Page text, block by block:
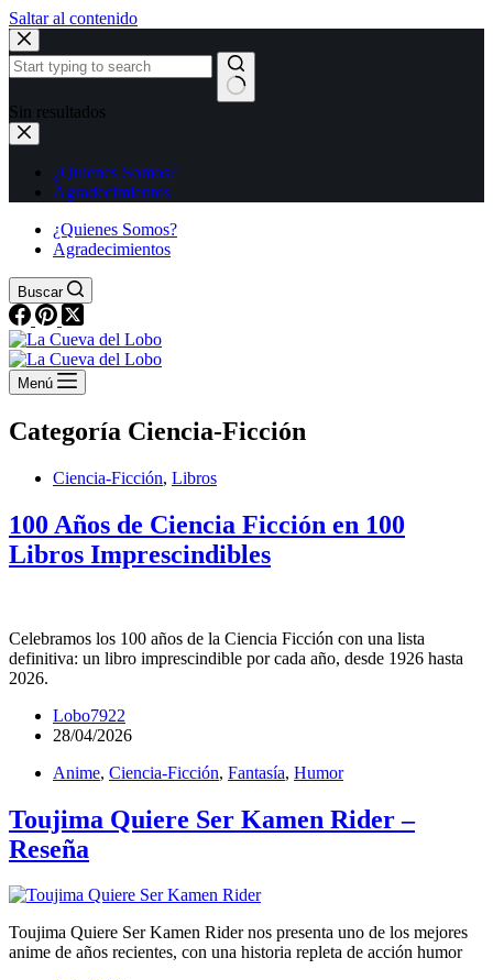
Saltar al contenido
Sin resultados
¿Quienes Somos?
Agradecimientos
¿Quienes Somos?
Agradecimientos
Buscar
Menú
Categoría Ciencia-Ficción
Ciencia-Ficción, Libros
100 Años de Ciencia Ficción en 100
Libros Imprescindibles
Celebramos los 100 años de la Ciencia Ficción con una lista
definitiva: un libro imprescindible por cada año, desde 1926 hasta
2026.
Lobo7922
28/04/2026
Anime, Ciencia-Ficción, Fantasía, Humor
Toujima Quiere Ser Kamen Rider –
Reseña
Toujima Quiere Ser Kamen Rider nos presenta uno de los mejores
anime de años recientes, con una historia repleta de acción humor